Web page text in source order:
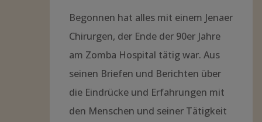
Begonnen hat alles mit einem Jenaer
Chirurgen, der Ende der 90er Jahre
am Zomba Hospital tätig war. Aus
seinen Briefen und Berichten über
die Eindrücke und Erfahrungen mit
den Menschen und seiner Tätigkeit